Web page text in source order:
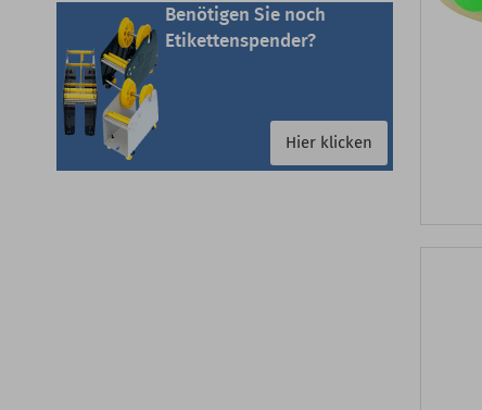
Benötigen Sie noch
Etikettenspender?
Hier klicken